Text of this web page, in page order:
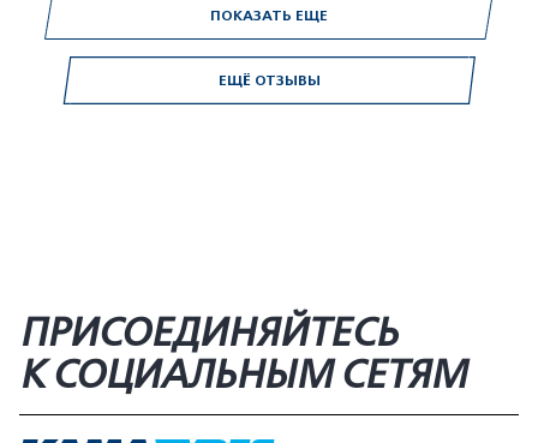
ЕЩЁ ОТЗЫВЫ
ПОКАЗАТЬ ЕЩЕ
ПРИСОЕДИНЯЙТЕСЬ
К СОЦИАЛЬНЫМ СЕТЯМ